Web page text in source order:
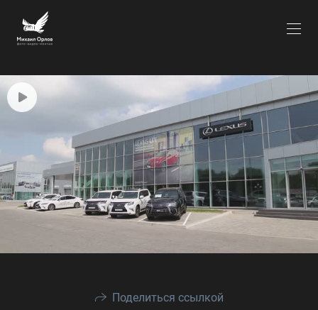
Поделиться ссылкой